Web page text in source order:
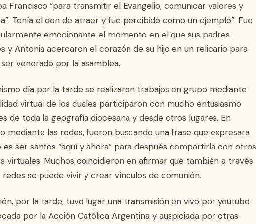
Francisco “para transmitir el Evangelio, comunicar valores y
Tenía el don de atraer y fue percibido como un ejemplo”. Fue
emocionante el momento en el que sus padres
y Antonia acercaron el corazón de su hijo en un relicario para
venerado por la asamblea.
día por la tarde se realizaron trabajos en grupo mediante
virtual de los cuales participaron con mucho entusiasmo
de toda la geografía diocesana y desde otros lugares. En
mediante las redes, fueron buscando una frase que expresara
es ser santos “aquí y ahora” para después compartirla con otros
virtuales. Muchos coincidieron en afirmar que también a través
redes se puede vivir y crear vínculos de comunión.
por la tarde, tuvo lugar una transmisión en vivo por youtube
por la Acción Católica Argentina y auspiciada por otras